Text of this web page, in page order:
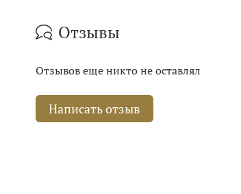
Отзывы
Отзывов еще никто не оставлял
Написать отзыв